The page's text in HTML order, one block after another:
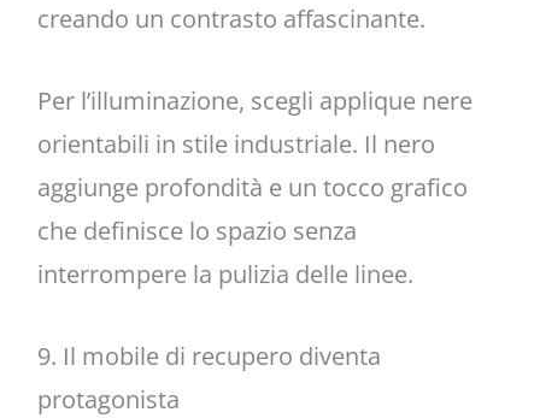
creando un contrasto affascinante.
Per l’illuminazione, scegli applique nere
orientabili in stile industriale. Il nero
aggiunge profondità e un tocco grafico
che definisce lo spazio senza
interrompere la pulizia delle linee.
9. Il mobile di recupero diventa
protagonista